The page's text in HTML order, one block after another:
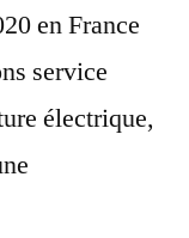
en France
service
électrique,